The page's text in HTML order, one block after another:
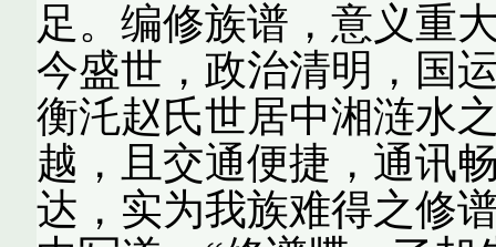
足。编修族谱，意义重
今盛世，政治清明，国
衡汑赵氏世居中湘涟水
越，且交通便捷，通讯
达，实为我族难得之修